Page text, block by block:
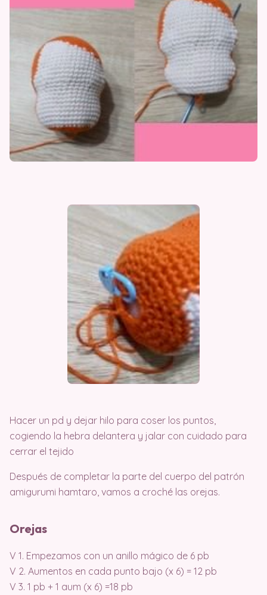
Hacer un pd y dejar hilo para coser los puntos,
cogiendo la hebra delantera y jalar con cuidado para
cerrar el tejido
Después de completar la parte del cuerpo del patrón
amigurumi hamtaro, vamos a croché las orejas.
Orejas
V 1. Empezamos con un anillo mágico de 6 pb
V 2. Aumentos en cada punto bajo (x 6) = 12 pb
V 3. 1 pb + 1 aum (x 6) =18 pb